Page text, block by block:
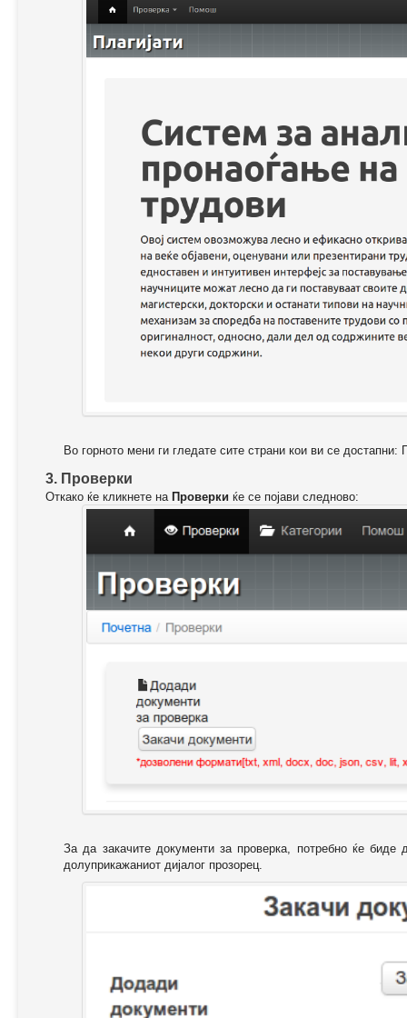
Во горното мени ги гледате сите страни кои ви се
3. Проверки
Откако ќе кликнете на Проверки ќе се појави следново:
За да закачите документи за проверка, потребно ќе биде
долуприкажаниот дијалог прозорец.